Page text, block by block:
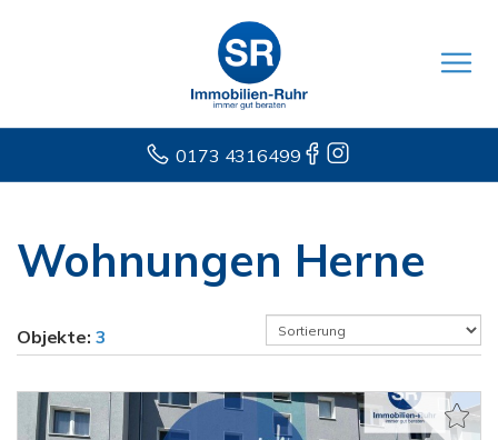
0173 4316499
Wohnungen Herne
Objekte: 3